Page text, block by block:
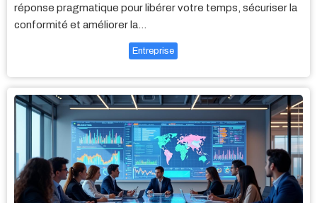
réponse pragmatique pour libérer votre temps, sécuriser la
conformité et améliorer la…
Entreprise